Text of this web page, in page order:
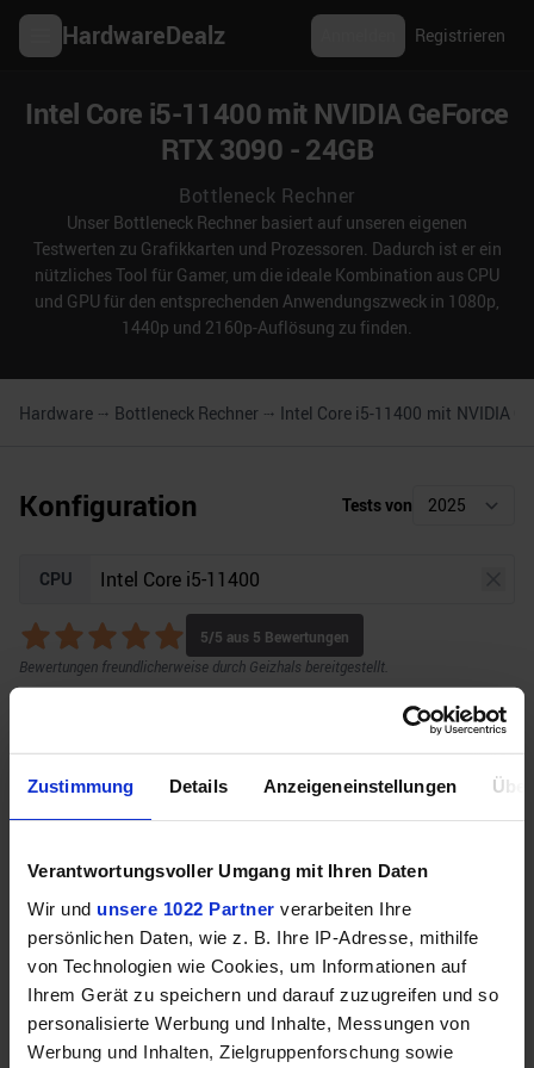
Zustimmung Details Anzeigeneinstellungen
Verantwortungsvoller Umgang mit Ihren Daten
Wir und unsere 1022 Partner verarbeiten Ihre
persönlichen Daten, wie z. B. Ihre IP-Adresse, mithilfe
von Technologien wie Cookies, um Informationen auf
Ihrem Gerät zu speichern und darauf zuzugreifen und so
personalisierte Werbung und Inhalte, Messungen von
Werbung und Inhalten, Zielgruppenforschung sowie
HardwareDealz Registrieren
Intel Core i5-11400 mit NVIDIA GeForce
RTX 3090 - 24GB
Bottleneck Rechner
Unser Bottleneck Rechner basiert auf unseren eigenen
Testwerten zu Grafikkarten und Prozessoren. Dadurch ist er ein
nützliches Tool für Gamer, um die ideale Kombination aus CPU
und GPU für den entsprechenden Anwendungszweck in 1080p,
1440p und 2160p-Auflösung zu finden.
Hardware Bottleneck Rechner Intel Core i5-11400 mit NVIDIA
Konfiguration Tests von
CPU
5/5 aus 5 Bewertungen
Bewertungen freundlicherweise durch Geizhals bereitgestellt.
Auflösung Raytracing
Unser Bottleneck Rechner befindet sich aktuell in
der Beta-Phase! Bugs und Fehler gerne bei uns auf
demDiscord melden. Vielen Dank!